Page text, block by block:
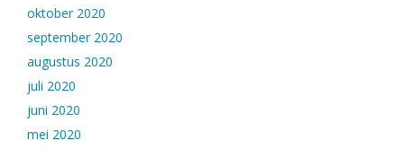
oktober 2020
september 2020
augustus 2020
juli 2020
juni 2020
mei 2020